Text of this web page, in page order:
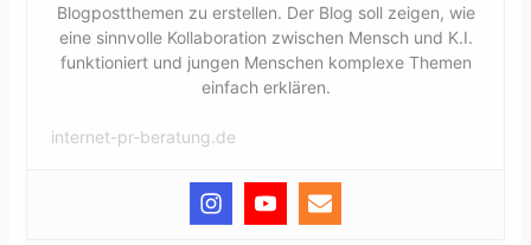
Blogpostthemen zu erstellen. Der Blog soll zeigen, wie
eine sinnvolle Kollaboration zwischen Mensch und K.I.
funktioniert und jungen Menschen komplexe Themen
einfach erklären.
internet-pr-beratung.de